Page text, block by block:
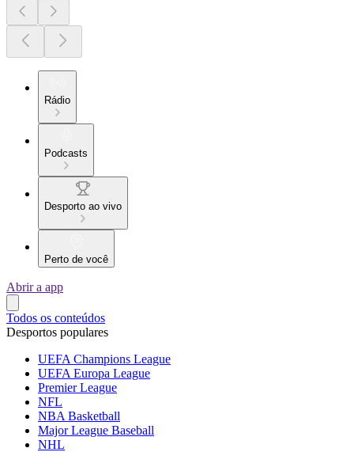
Rádio
Podcasts
Desporto ao vivo
Perto de você
Abrir a app
Todos os conteúdos
Desportos populares
UEFA Champions League
UEFA Europa League
Premier League
NFL
NBA Basketball
Major League Baseball
NHL